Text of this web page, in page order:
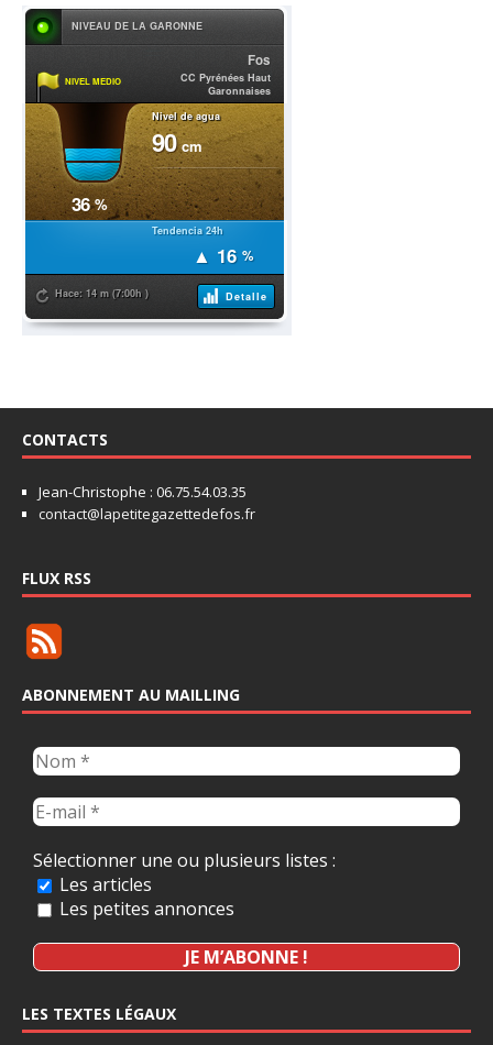
CONTACTS
Jean-Christophe : 06.75.54.03.35
contact@lapetitegazettedefos.fr
FLUX RSS
ABONNEMENT AU MAILLING
Sélectionner une ou plusieurs listes :
Les articles
Les petites annonces
LES TEXTES LÉGAUX